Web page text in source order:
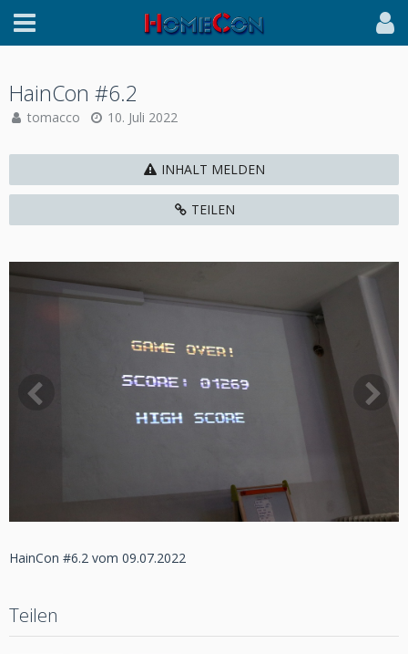
HainCon #6.2
tomacco 10. Juli 2022
INHALT MELDEN
TEILEN
HainCon #6.2 vom 09.07.2022
Teilen